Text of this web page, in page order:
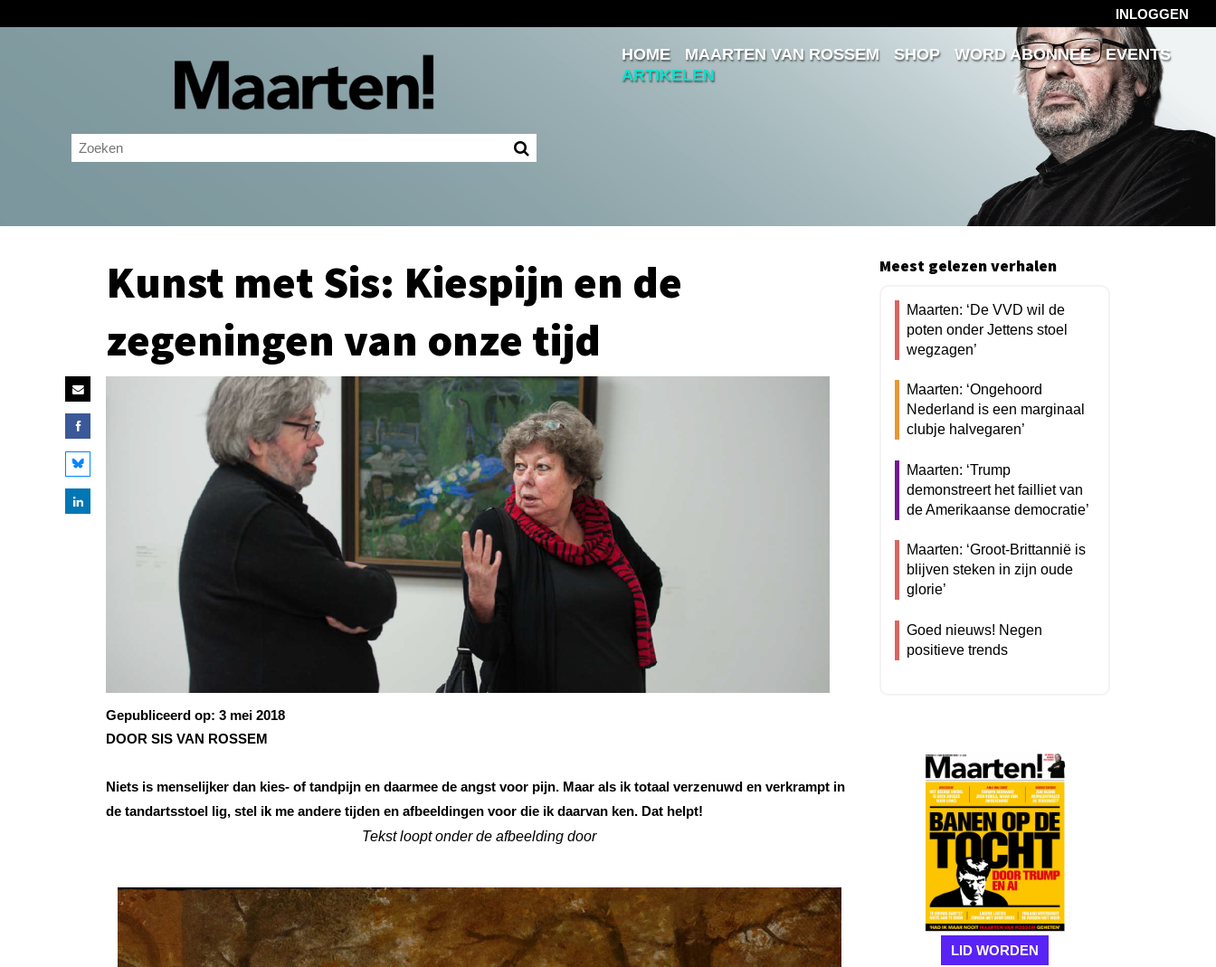
INLOGGEN
Inloggen
Ingelogd blijven
HOME MAARTEN VAN ROSSEM SHOP WORD ABONNEE
EVENTS
ARTIKELEN
Kunst met Sis: Kiespijn en de
zegeningen van onze tijd
Gepubliceerd op: 3 mei 2018
DOOR SIS VAN ROSSEM
Niets is menselijker dan kies- of tandpijn en daarmee de angst voor pijn. Maar als ik totaal verzenuwd en verkrampt in
de tandartsstoel lig, stel ik me andere tijden en afbeeldingen voor die ik daarvan ken. Dat helpt!
Tekst loopt onder de afbeelding door
Meest gelezen verhalen
Maarten: ‘De VVD wil de
poten onder Jettens stoel
wegzagen’
Maarten: ‘Ongehoord
Nederland is een marginaal
clubje halvegaren’
Maarten: ‘Trump
demonstreert het failliet van
de Amerikaanse democratie’
Maarten: ‘Groot-Brittannië is
blijven steken in zijn oude
glorie’
Goed nieuws! Negen
positieve trends
LID WORDEN